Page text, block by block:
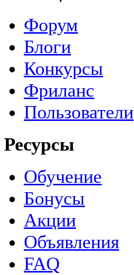
Форум
Блоги
Конкурсы
Фриланс
Пользователи
Ресурсы
Обучение
Бонусы
Акции
Объявления
FAQ